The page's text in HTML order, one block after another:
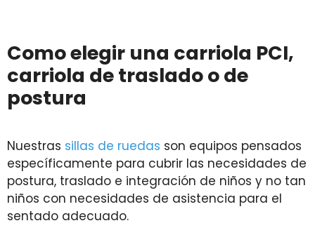
Como elegir una carriola PCI,
carriola de traslado o de
postura
Nuestras sillas de ruedas son equipos pensados
específicamente para cubrir las necesidades de
postura, traslado e integración de niños y no tan
niños con necesidades de asistencia para el
sentado adecuado.